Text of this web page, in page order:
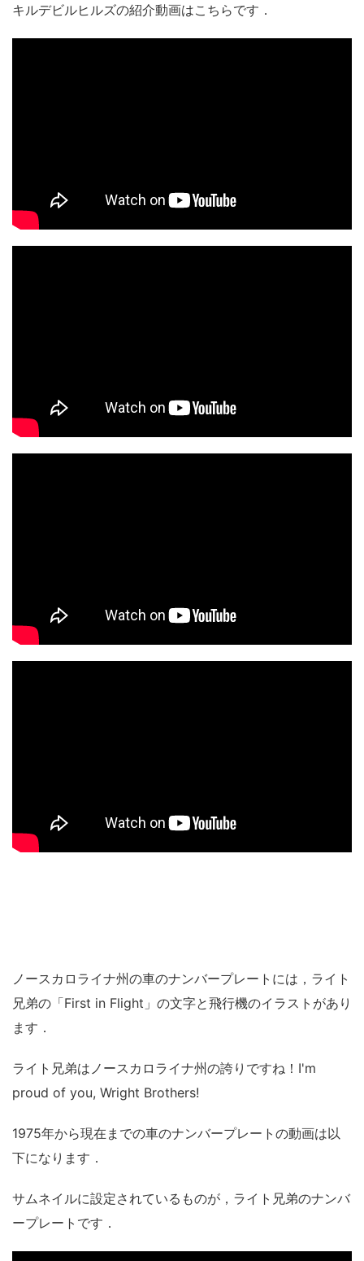
キルデビルヒルズの紹介動画はこちらです．
ノースカロライナ州の車のナンバープレートには，ライト
兄弟の「First in Flight」の文字と飛行機のイラストがあり
ます．
ライト兄弟はノースカロライナ州の誇りですね！I'm
proud of you, Wright Brothers!
1975年から現在までの車のナンバープレートの動画は以
下になります．
サムネイルに設定されているものが，ライト兄弟のナンバ
ープレートです．